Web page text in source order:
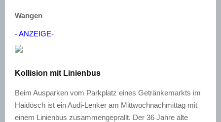
Wangen
- ANZEIGE-
Kollision mit Linienbus
Beim Ausparken vom Parkplatz eines Getränkemarkts im
Haidösch ist ein Audi-Lenker am Mittwochnachmittag mit
einem Linienbus zusammengeprallt. Der 36 Jahre alte